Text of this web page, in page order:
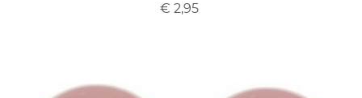
€ 2,95